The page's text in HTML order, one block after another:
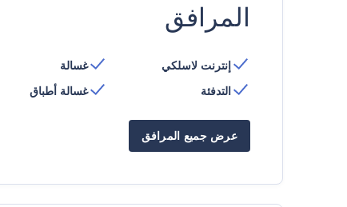
المرافق
إنترنت لاسلكي
التدفئة
غسالة
غسالة أطباق
عرض جميع المرافق